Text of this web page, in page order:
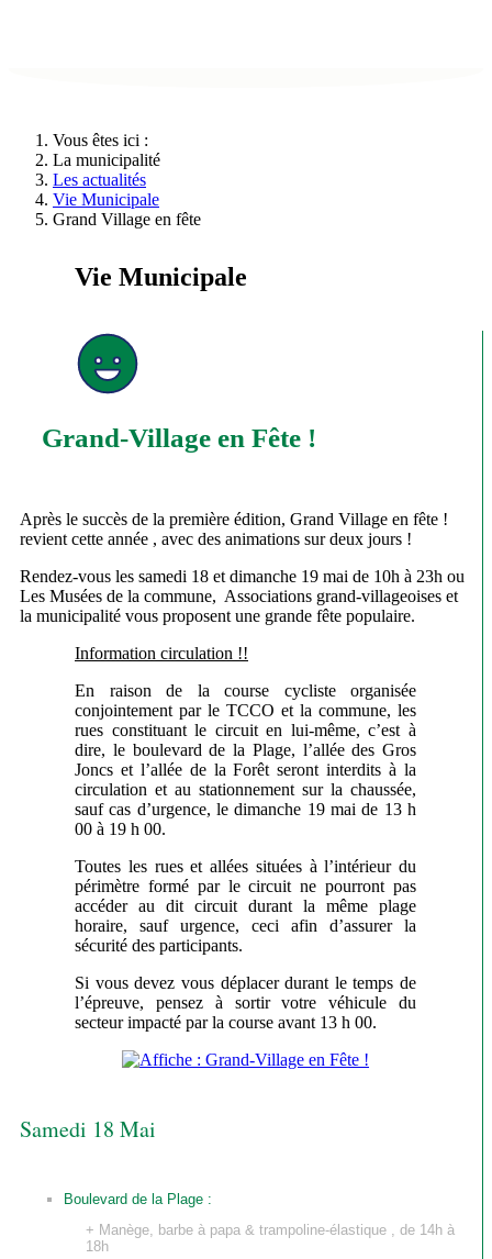
Vous êtes ici :
La municipalité
Les actualités
Vie Municipale
Grand Village en fête
Vie Municipale
Grand-Village en Fête !
Après le succès de la première édition, Grand Village en fête !
revient cette année , avec des animations sur deux jours !
Rendez-vous les samedi 18 et dimanche 19 mai de 10h à 23h ou
Les Musées de la commune, Associations grand-villageoises et
la municipalité vous proposent une grande fête populaire.
Information circulation !!
En raison de la course cycliste organisée
conjointement par le TCCO et la commune, les
rues constituant le circuit en lui-même, c’est à
dire, le boulevard de la Plage, l’allée des Gros
Joncs et l’allée de la Forêt seront interdits à la
circulation et au stationnement sur la chaussée,
sauf cas d’urgence, le dimanche 19 mai de 13 h
00 à 19 h 00.
Toutes les rues et allées situées à l’intérieur du
périmètre formé par le circuit ne pourront pas
accéder au dit circuit durant la même plage
horaire, sauf urgence, ceci afin d’assurer la
sécurité des participants.
Si vous devez vous déplacer durant le temps de
l’épreuve, pensez à sortir votre véhicule du
secteur impacté par la course avant 13 h 00.
Samedi 18 Mai
Boulevard de la Plage :
+ Manège, barbe à papa & trampoline-élastique , de 14h à
18h